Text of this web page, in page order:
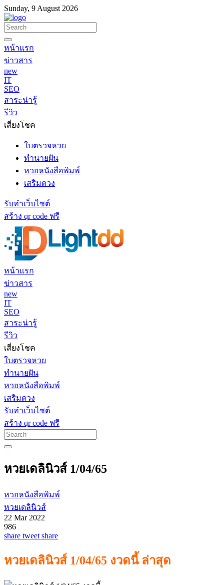
Sunday, 9 August 2026
หน้าแรก
ข่าวสาร
new
IT
SEO
สาระน่ารู้
รีวิว
เสี่ยงโชค
ใบตรวจหวย
ทำนายฝัน
หวยหนังสือพิมพ์
เสริมดวง
รับทำเว็บไซต์
สร้าง qr code ฟรี
หน้าแรก
ข่าวสาร
new
IT
SEO
สาระน่ารู้
รีวิว
เสี่ยงโชค
ใบตรวจหวย
ทำนายฝัน
หวยหนังสือพิมพ์
เสริมดวง
รับทำเว็บไซต์
สร้าง qr code ฟรี
หวยเดลินิวส์ 1/04/65
หวยหนังสือพิมพ์
หวยเดลินิวส์
22 Mar 2022
986
share tweet share
หวยเดลินิวส์ 1/04/65 งวดนี้ ล่าสุด